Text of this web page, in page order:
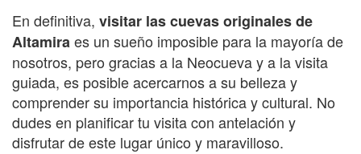
En definitiva, visitar las cuevas originales de
Altamiraes un sueño imposible para la mayoría de
nosotros, pero gracias a la Neocueva y a la visita
guiada, es posible acercarnos a su belleza y
comprender su importancia histórica y cultural. No
dudes en planificar tu visita con antelación y
disfrutar de este lugar único y maravilloso.